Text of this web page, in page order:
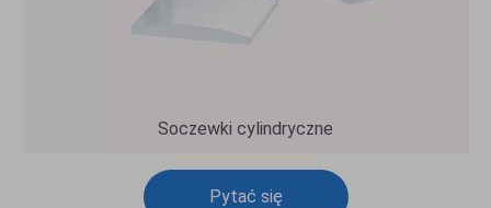
Soczewki cylindryczne
Pytać się